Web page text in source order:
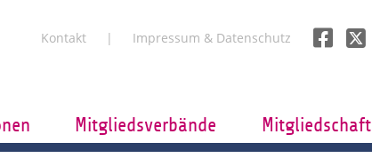
Kontakt Impressum & Datenschutz
Mitgliedsverbände Mitgliedschaft